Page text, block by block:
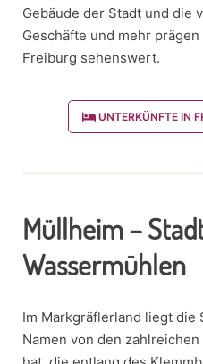
Gebäude der Stadt und die
Geschäfte und mehr
Freiburg sehenswert.
UNTERKÜNFTE IN
Müllheim –
Wassermühlen
Im Markgräflerland liegt die
Namen von den